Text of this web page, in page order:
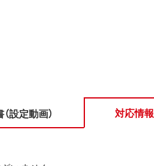
設定動画） 対応情報